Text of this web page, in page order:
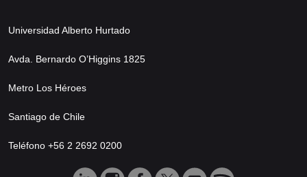
Universidad Alberto Hurtado
Avda. Bernardo O’Higgins 1825
Metro Los Héroes
Santiago de Chile
Teléfono +56 2 2692 0200